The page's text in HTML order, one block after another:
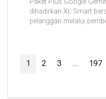
dihadirkan XL Smart
pelanggan melalui
1 2 3 … 197